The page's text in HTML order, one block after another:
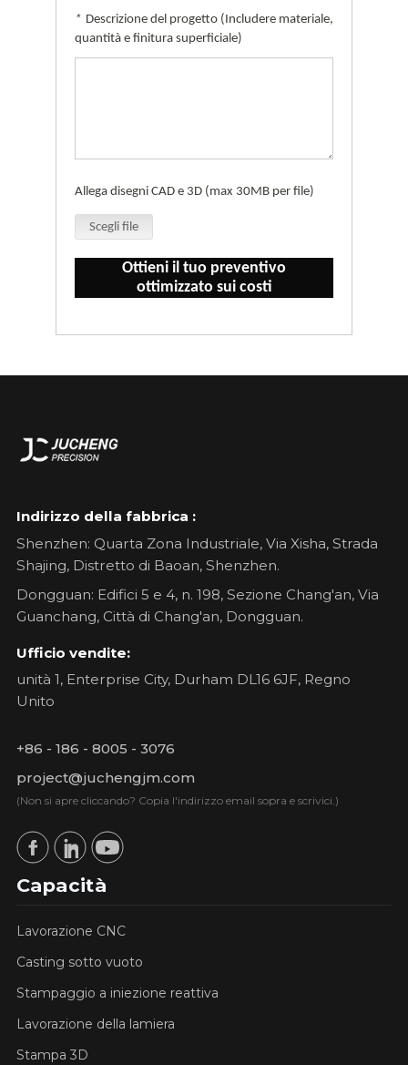
* Descrizione del progetto (Includere materiale,
quantità e finitura superficiale)
Allega disegni CAD e 3D (max 30MB per file)
Scegli file
Ottieni il tuo preventivo
ottimizzato sui costi
Indirizzo della fabbrica :
Shenzhen: Quarta Zona Industriale, Via Xisha, Strada
Shajing, Distretto di Baoan, Shenzhen.
Dongguan: Edifici 5 e 4, n. 198, Sezione Chang'an, Via
Guanchang, Città di Chang'an, Dongguan.
Ufficio vendite:
unità 1, Enterprise City, Durham DL16 6JF, Regno
Unito
+86 - 186 - 8005 - 3076
project@juchengjm.com
(Non si apre cliccando? Copia l'indirizzo email sopra e scrivici.)
Capacità
Lavorazione CNC
Casting sotto vuoto
Stampaggio a iniezione reattiva
Lavorazione della lamiera
Stampa 3D